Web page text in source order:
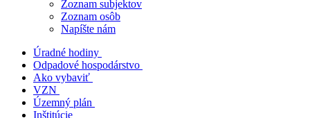
Zoznam subjektov
Zoznam osôb
Napíšte nám
Úradné hodiny
Odpadové hospodárstvo
Ako vybaviť
VZN
Územný plán
Inštitúcie